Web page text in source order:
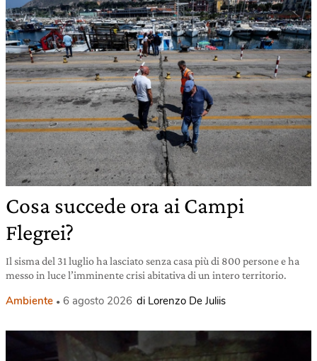
Cosa succede ora ai Campi
Flegrei?
Il sisma del 31 luglio ha lasciato senza casa più di 800 persone e ha
messo in luce l’imminente crisi abitativa di un intero territorio.
Ambiente 6 agosto 2026 di Lorenzo De Juliis